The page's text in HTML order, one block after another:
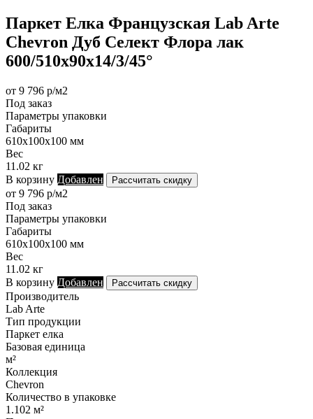
Паркет Елка Французская Lab Arte
Chevron Дуб Селект Флора лак
600/510х90х14/3/45°
от 9 796 р/м2
Под заказ
Параметры упаковки
Габариты
610х100х100 мм
Вес
11.02 кг
В корзину Добавлен Рассчитать скидку
от 9 796 р/м2
Под заказ
Параметры упаковки
Габариты
610х100х100 мм
Вес
11.02 кг
В корзину Добавлен Рассчитать скидку
Производитель
Lab Arte
Тип продукции
Паркет елка
Базовая единица
м²
Коллекция
Chevron
Количество в упаковке
1.102 м²